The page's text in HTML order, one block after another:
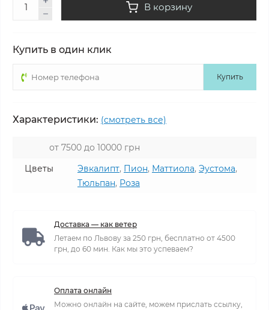
В корзину
Купить в один клик
Купить
Характеристики: (смотреть все)
от 7500 до 10000 грн
Цветы
Эвкалипт, Пион, Маттиола, Эустома,
Тюльпан, Роза
Доставка — как ветер
Летаем по Львову за 250 грн, бесплатно от 4500
грн, до 60 мин. Как мы это успеваем?
Оплата онлайн
Можно онлайн на сайте, можем прислать ссылку,